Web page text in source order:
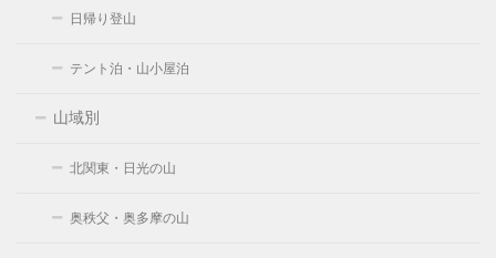
日帰り登山
テント泊・山小屋泊
山域別
北関東・日光の山
奥秩父・奥多摩の山